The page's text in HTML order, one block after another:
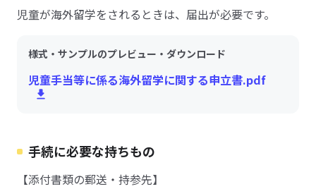
児童が海外留学をされるときは、届出が必要です。
様式・サンプルのプレビュー・ダウンロード
児童手当等に係る海外留学に関する申立書.pdf
手続に必要な持ちもの
【添付書類の郵送・持参先】